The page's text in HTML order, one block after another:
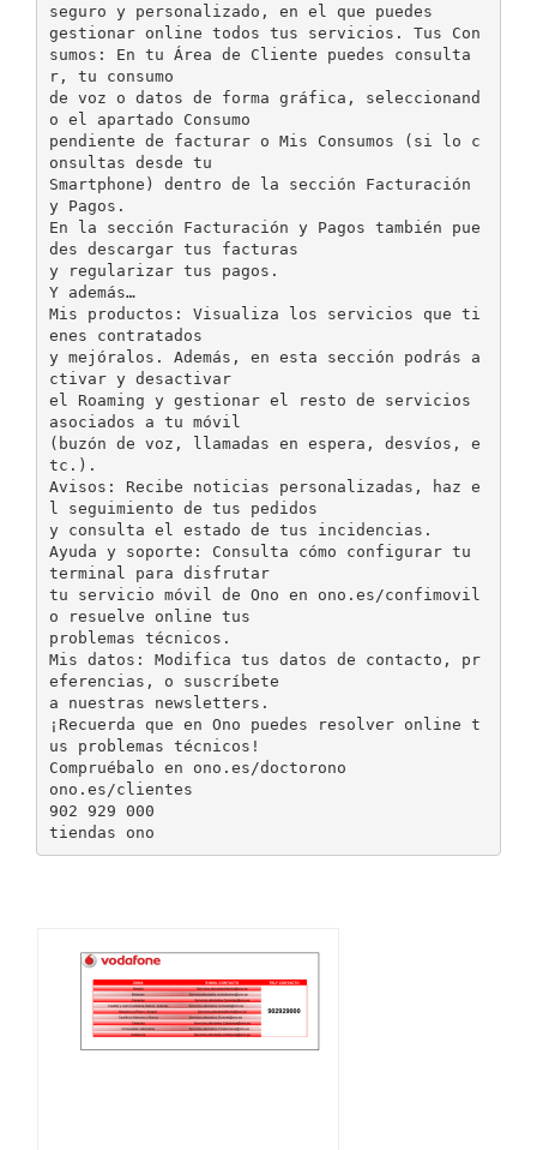
seguro y personalizado, en el que puedes
gestionar online todos tus servicios. Tus Con
sumos: En tu Área de Cliente puedes consulta
r, tu consumo
de voz o datos de forma gráfica, seleccionand
o el apartado Consumo
pendiente de facturar o Mis Consumos (si lo c
onsultas desde tu
Smartphone) dentro de la sección Facturación
y Pagos.
En la sección Facturación y Pagos también pue
des descargar tus facturas
y regularizar tus pagos.
Y además…
Mis productos: Visualiza los servicios que ti
enes contratados
y mejóralos. Además, en esta sección podrás a
ctivar y desactivar
el Roaming y gestionar el resto de servicios
asociados a tu móvil
(buzón de voz, llamadas en espera, desvíos, e
tc.).
Avisos: Recibe noticias personalizadas, haz e
l seguimiento de tus pedidos
y consulta el estado de tus incidencias.
Ayuda y soporte: Consulta cómo configurar tu
terminal para disfrutar
tu servicio móvil de Ono en ono.es/confimovil
o resuelve online tus
problemas técnicos.
Mis datos: Modifica tus datos de contacto, pr
eferencias, o suscríbete
a nuestras newsletters.
¡Recuerda que en Ono puedes resolver online t
us problemas técnicos!
Compruébalo en ono.es/doctorono
ono.es/clientes
902 929 000